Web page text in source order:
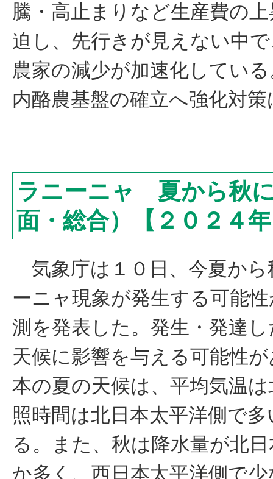
騰・高止まりなど生産費の
迫し、先行きが見えない中
農家の減少が加速化してい
内酪農基盤の確立へ強化対
ラニーニャ 夏から秋
面・総合）【２０２４
気象庁は１０日、今夏か
ーニャ現象が発生する可能
測を発表した。発生・発達
天候に影響を与える可能性
本の夏の天候は、平均気温
照時間は北日本太平洋側で
る。また、秋は降水量が北
か多く、西日本太平洋側で